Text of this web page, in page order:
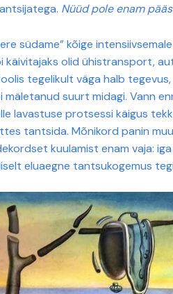
Nüüd pole enam
südame” kõige
käivitajaks olid ühistransport,
tegelikult väga halb
suurt midagi. Vann
lavastuse protsessi käigus
tantsida. Mõnikord panin
kuulamist enam vaja:
eluaegne tantsukogemus